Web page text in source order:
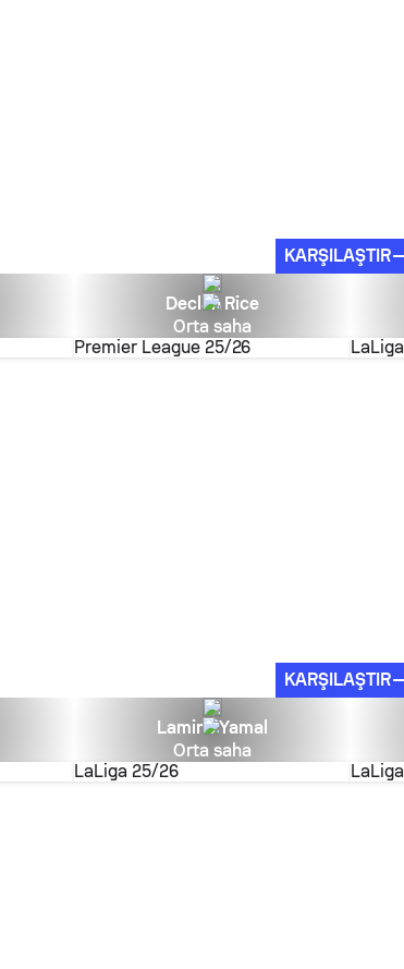
KARŞILAŞTIR
Declan Rice
Orta saha
Premier League 25/26
LaLiga
KARŞILAŞTIR
Lamine Yamal
Orta saha
LaLiga 25/26
LaLiga